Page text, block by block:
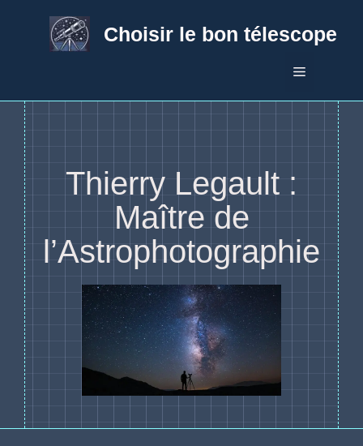
Choisir le bon télescope
Menu
Thierry Legault :
Maître de
l’Astrophotographie